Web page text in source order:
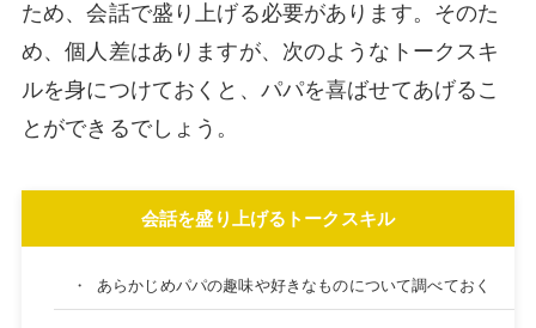
ため、会話で盛り上げる必要があります。そのた
め、個人差はありますが、次のようなトークスキ
ルを身につけておくと、パパを喜ばせてあげるこ
とができるでしょう。
会話を盛り上げるトークスキル
・ あらかじめパパの趣味や好きなものについて調べておく